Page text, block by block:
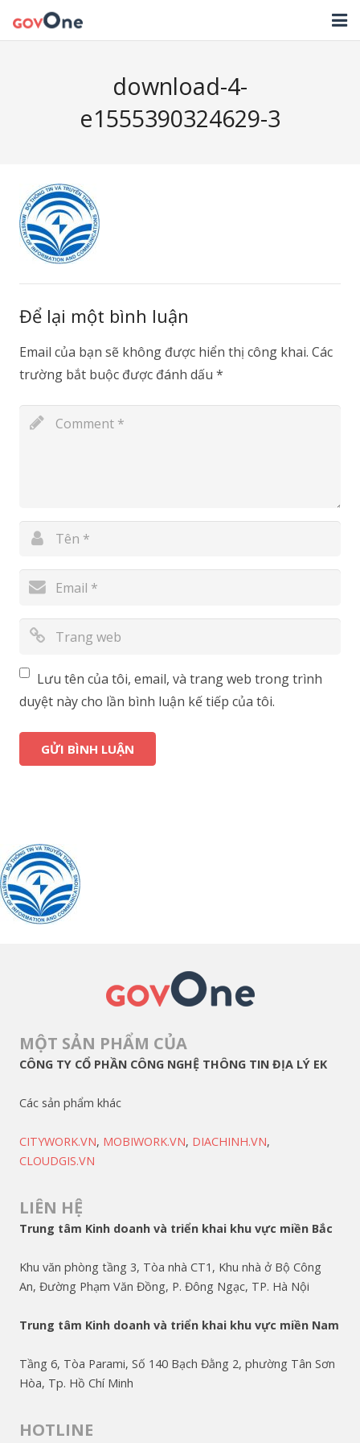
TẢI ỨNG DỤNG
LIÊN HỆ
NHẬT KÝ CẬP NHẬT PHẦN MỀM
download-4-
e1555390324629-3
Để lại một bình luận
Email của bạn sẽ không được hiển thị công khai. Các
trường bắt buộc được đánh dấu *
Lưu tên của tôi, email, và trang web trong trình
duyệt này cho lần bình luận kế tiếp của tôi.
MỘT SẢN PHẨM CỦA
CÔNG TY CỔ PHẦN CÔNG NGHỆ THÔNG TIN ĐỊA LÝ EK
Các sản phẩm khác
CITYWORK.VN, MOBIWORK.VN, DIACHINH.VN,
CLOUDGIS.VN
LIÊN HỆ
Trung tâm Kinh doanh và triển khai khu vực miền Bắc
Khu văn phòng tầng 3, Tòa nhà CT1, Khu nhà ở Bộ Công
An, Đường Phạm Văn Đồng, P. Đông Ngạc, TP. Hà Nội
Trung tâm Kinh doanh và triển khai khu vực miền Nam
Tầng 6, Tòa Parami, Số 140 Bạch Đằng 2, phường Tân Sơn
Hòa, Tp. Hồ Chí Minh
HOTLINE